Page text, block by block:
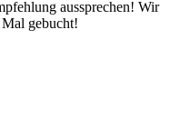
aussprechen! Wir
gebucht!